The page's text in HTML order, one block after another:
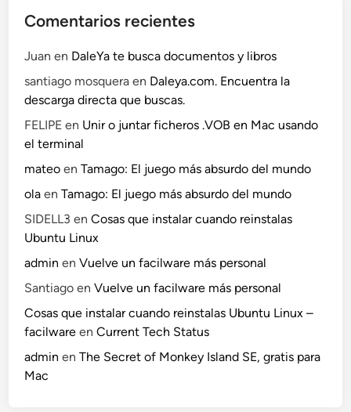
Comentarios recientes
Juan en DaleYa te busca documentos y libros
santiago mosquera en Daleya.com. Encuentra la
descarga directa que buscas.
FELIPE en Unir o juntar ficheros .VOB en Mac usando
el terminal
mateo enTamago: El juego más absurdo del mundo
ola enTamago: El juego más absurdo del mundo
SIDELL3 enCosas que instalar cuando reinstalas
Ubuntu Linux
admin enVuelve un facilware más personal
Santiago enVuelve un facilware más personal
Cosas que instalar cuando reinstalas Ubuntu Linux –
facilware enCurrent Tech Status
admin enThe Secret of Monkey Island SE, gratis para
Mac